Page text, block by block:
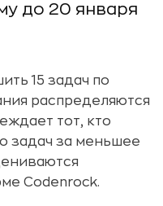
до 20 января
15 задач по
распределяются
тот, кто
задач за меньшее
Codenrock.